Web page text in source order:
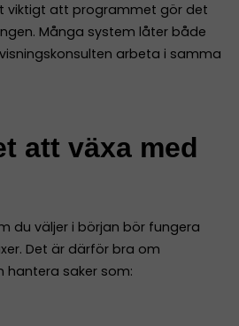
viktigt att programmet gör det
Många system låter både
arbeta i samma
att växa med
du väljer i början bör fungera
Det är därför bra om
saker som: